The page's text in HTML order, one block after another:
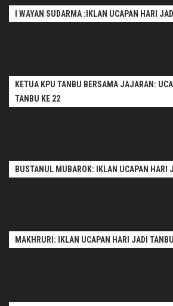
I WAYAN SUDARMA :IKLAN UCAPAN HARI
KETUA KPU TANBU BERSAMA JAJARAN:
TANBU KE 22
BUSTANUL MUBAROK: IKLAN UCAPAN HARI
MAKHRURI: IKLAN UCAPAN HARI JADI